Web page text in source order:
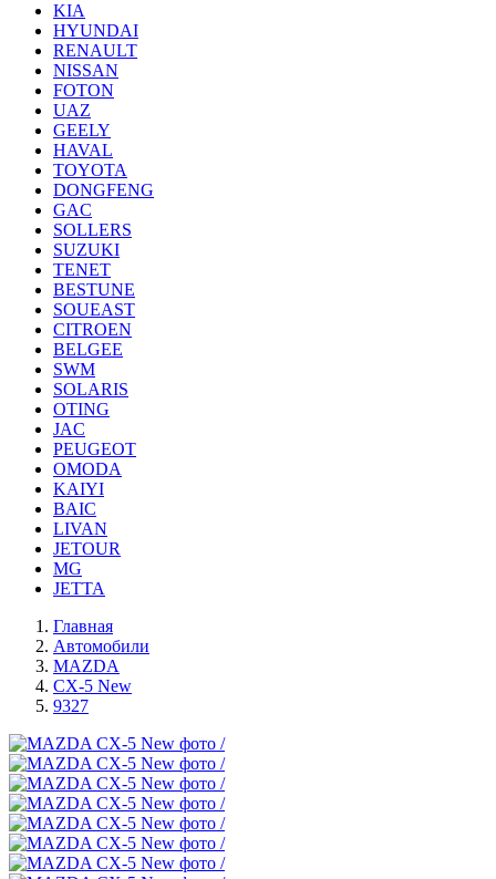
KIA
HYUNDAI
RENAULT
NISSAN
FOTON
UAZ
GEELY
HAVAL
TOYOTA
DONGFENG
GAC
SOLLERS
SUZUKI
TENET
BESTUNE
SOUEAST
CITROEN
BELGEE
SWM
SOLARIS
OTING
JAC
PEUGEOT
OMODA
KAIYI
BAIC
LIVAN
JETOUR
MG
JETTA
Главная
Автомобили
MAZDA
CX-5 New
9327